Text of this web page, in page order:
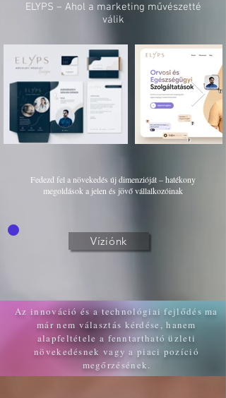
ELYPS – Ahol a marketing művészetté
válik
Fedezd fel a növekedés új dimenzióját – hatékony
megoldások a jelen és jövő vállalkozóinak
Víziónk
Az innováció és a technológiai fejlődés ma
már nem választás kérdése, hanem
alapfeltétele a fenntartható üzleti
növekedésnek vagy a piaci pozíció
megőrzésének.